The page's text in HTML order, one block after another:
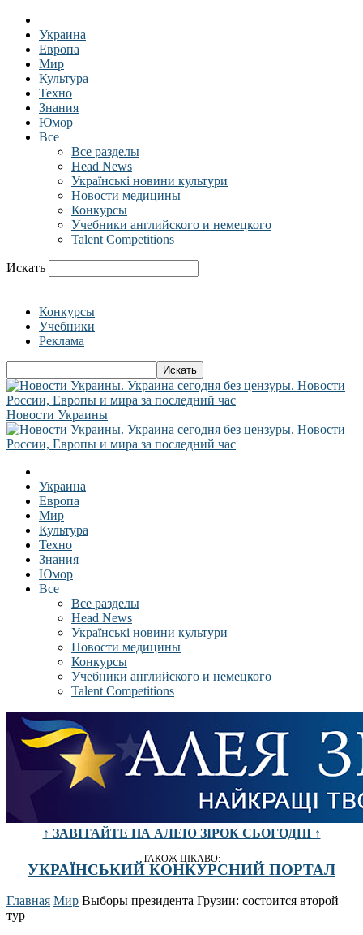
Украина
Европа
Мир
Культура
Техно
Знания
Юмор
Все
Все разделы
Head News
Українські новини культури
Новости медицины
Конкурсы
Учебники английского и немецкого
Talent Competitions
Искать
Конкурсы
Учебники
Реклама
Новости Украины
Украина
Европа
Мир
Культура
Техно
Знания
Юмор
Все
Все разделы
Head News
Українські новини культури
Новости медицины
Конкурсы
Учебники английского и немецкого
Talent Competitions
↑ ЗАВІТАЙТЕ НА АЛЕЮ ЗІРОК СЬОГОДНІ ↑
ТАКОЖ ЦІКАВО:
УКРАЇНСЬКИЙ КОНКУРСНИЙ ПОРТАЛ
Главная Мир Выборы президента Грузии: состоится второй
тур